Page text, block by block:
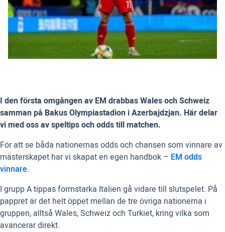
I den första omgången av EM drabbas Wales och Schweiz
samman på Bakus Olympiastadion i Azerbajdzjan. Här delar
vi med oss av speltips och odds till matchen.
För att se båda nationernas odds och chansen som vinnare av
mästerskapet har vi skapat en egen handbok – EM odds
vinnare.
I grupp A tippas formstarka Italien gå vidare till slutspelet. På
pappret är det helt öppet mellan de tre övriga nationerna i
gruppen, alltså Wales, Schweiz och Turkiet, kring vilka som
avancerar direkt.